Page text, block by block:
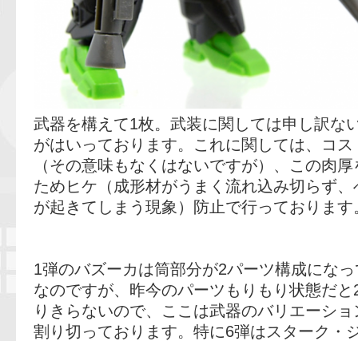
武器を構えて1枚。武装に関しては申し訳な
がはいっております。これに関しては、コ
（その意味もなくはないですが）、この肉
ためヒケ（成形材がうまく流れ込み切らず
が起きてしまう現象）防止で行っております
1弾のバズーカは筒部分が2パーツ構成にな
なのですが、昨今のパーツもりもり状態だ
りきらないので、ここは武器のバリエーシ
割り切っております。特に6弾はスターク・